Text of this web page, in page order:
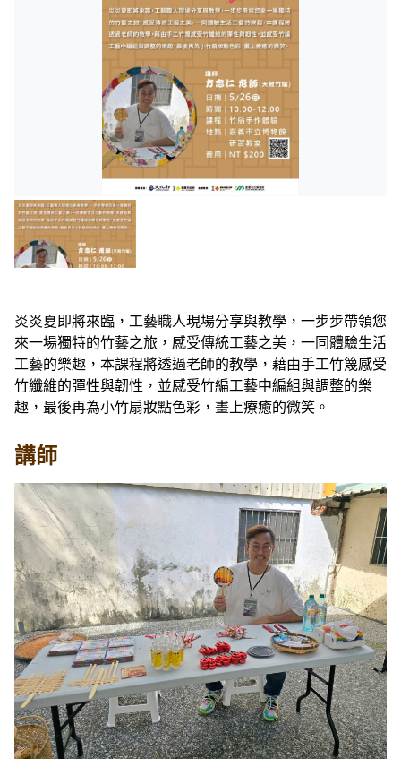
炎炎夏即將來臨，工藝職人現場分享與教學，一步步帶領您
來一場獨特的竹藝之旅，感受傳統工藝之美，一同體驗生活
工藝的樂趣，本課程將透過老師的教學，藉由手工竹篾感受
竹纖維的彈性與韌性，並感受竹編工藝中編組與調整的樂
趣，最後再為小竹扇妝點色彩，畫上療癒的微笑。
講師